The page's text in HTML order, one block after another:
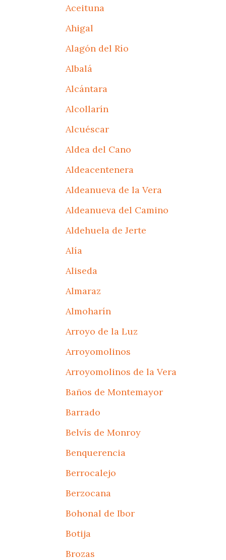
Aceituna
Ahigal
Alagón del Río
Albalá
Alcántara
Alcollarín
Alcuéscar
Aldea del Cano
Aldeacentenera
Aldeanueva de la Vera
Aldeanueva del Camino
Aldehuela de Jerte
Alía
Aliseda
Almaraz
Almoharín
Arroyo de la Luz
Arroyomolinos
Arroyomolinos de la Vera
Baños de Montemayor
Barrado
Belvís de Monroy
Benquerencia
Berrocalejo
Berzocana
Bohonal de Ibor
Botija
Brozas